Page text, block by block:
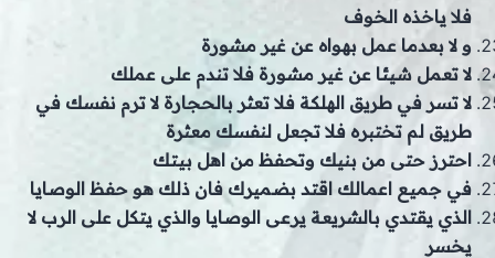
فلا ياخذه الخوف
و لا بعدما عمل بهواه عن غير مشورة
لا تعمل شيئا عن غير مشورة فلا تندم على عملك
لا تسر في طريق الهلكة فلا تعثر بالحجارة لا ترم نفسك في
طريق لم تختبره فلا تجعل لنفسك معثرة
احترز حتى من بنيك وتحفظ من اهل بيتك
في جميع اعمالك اقتد بضميرك فان ذلك هو حفظ الوصايا
الذي يقتدي بالشريعة يرعى الوصايا والذي يتكل على الرب لا
يخسر